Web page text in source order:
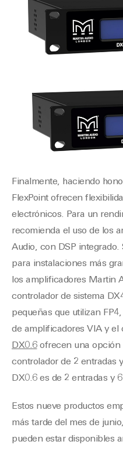
Finalmente, haciendo
FlexPoint ofrecen
electrónicos. Para un
recomienda el uso de los
Audio, con DSP
para instalaciones más
los amplificadores Martin
controlador de sistema
pequeñas que utilizan
de amplificadores VIA y el
DX0.6ofrecen una opción
controlador de 2 entradas
DX0.6 es de 2 entradas y
Estos nueve productos
más tarde del mes de
pueden estar disponibles